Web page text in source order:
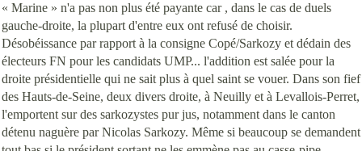
« Marine » n'a pas non plus été payante car , dans le cas de duels
gauche-droite, la plupart d'entre eux ont refusé de choisir.
Désobéissance par rapport à la consigne Copé/Sarkozy et dédain des
électeurs FN pour les candidats UMP... l'addition est salée pour la
droite présidentielle qui ne sait plus à quel saint se vouer. Dans son fief
des Hauts-de-Seine, deux divers droite, à Neuilly et à Levallois-Perret,
l'emportent sur des sarkozystes pur jus, notamment dans le canton
détenu naguère par Nicolas Sarkozy. Même si beaucoup se demandent